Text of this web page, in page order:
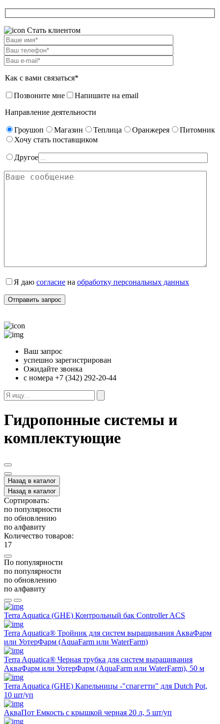
Стать клиентом
Как с вами связаться*
Позвоните мне
Напишите на email
Направление деятельности
Гроушоп Магазин Теплица Оранжерея
Питомник
Хочу стать поставщиком
Другое
Я даю согласие на обработку персональных данных
Ваш запрос
успешно зарегистрирован
Ожидайте звонка
с номера +7 (342) 292-20-44
Гидропонные системы и
комплектующие
Назад в каталог
Назад в каталог
Сортировать:
по популярности
по обновлению
по алфавиту
Количество товаров:
17
По популярности
по популярности
по обновлению
по алфавиту
Terra Aquatica (GHE) Контрольный бак Controller ACS
Terra Aquatica® Тройник для систем выращивания АкваФарм
или УотерФарм (AquaFarm или WaterFarm)
Terra Aquatica® Черная трубка для систем выращивания
АкваФарм или УотерФарм (AquaFarm или WaterFarm), 50 м
Terra Aquatica (GHE) Капельницы -"спагетти" для Dutch Pot,
10 шт/уп
АкваПот Емкость с крышкой черная 20 л, 5 шт/уп